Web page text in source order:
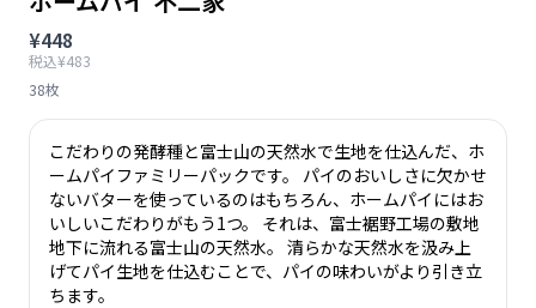
¥448
税込¥483
38枚
こだわりの発酵種と富士山の天然水で生地を仕込んだ、ホ
ームパイファミリーパックです。 パイのおいしさに欠かせ
ないバターを使っているのはもちろん、ホームパイにはお
いしいこだわりがもう1つ。 それは、富士裾野工場の敷地
地下に流れる富士山の天然水。 清らかな天然水を汲み上
げてパイ生地を仕込むことで、パイの味わいがより引き立
ちます。